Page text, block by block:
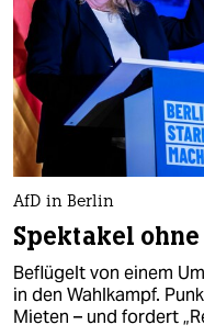
AfD in Berlin
Spektakel
Beflügelt von einem
in den Wahlkampf.
Mieten – und fordert